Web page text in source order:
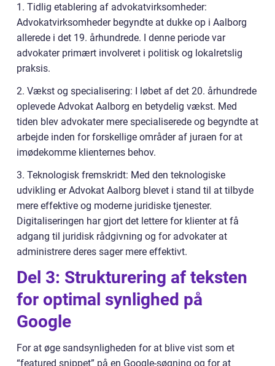
1. Tidlig etablering af advokatvirksomheder:
Advokatvirksomheder begyndte at dukke op i Aalborg
allerede i det 19. århundrede. I denne periode var
advokater primært involveret i politisk og lokalretslig
praksis.
2. Vækst og specialisering: I løbet af det 20. århundrede
oplevede Advokat Aalborg en betydelig vækst. Med
tiden blev advokater mere specialiserede og begyndte at
arbejde inden for forskellige områder af juraen for at
imødekomme klienternes behov.
3. Teknologisk fremskridt: Med den teknologiske
udvikling er Advokat Aalborg blevet i stand til at tilbyde
mere effektive og moderne juridiske tjenester.
Digitaliseringen har gjort det lettere for klienter at få
adgang til juridisk rådgivning og for advokater at
administrere deres sager mere effektivt.
Del 3: Strukturering af teksten
for optimal synlighed på
Google
For at øge sandsynligheden for at blive vist som et
“featured snippet” på en Google-søgning og for at